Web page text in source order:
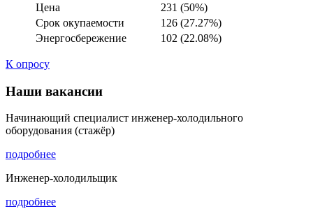
Цена
231 (50%)
Срок окупаемости
126 (27.27%)
Энергосбережение
102 (22.08%)
К опросу
Наши вакансии
Начинающий специалист инженер-холодильного
оборудования (стажёр)
подробнее
Инженер-холодильщик
подробнее